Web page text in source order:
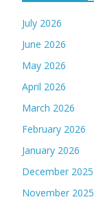
July 2026
June 2026
May 2026
April 2026
March 2026
February 2026
January 2026
December 2025
November 2025